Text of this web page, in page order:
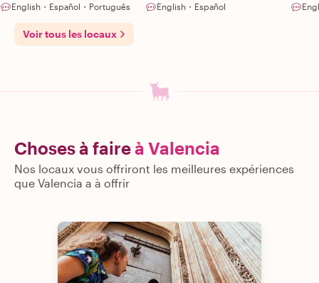
English・Español・Português English・Español
Voir tous les locaux
Choses à faireà Valencia
Nos locaux vous offriront les meilleures expériences
que Valencia a à offrir